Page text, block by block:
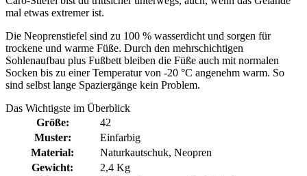
mal etwas extremer ist.
Die Neoprenstiefel sind zu 100 % wasserdicht und sorgen für
trockene und warme Füße. Durch den mehrschichtigen
Sohlenaufbau plus Fußbett bleiben die Füße auch mit normalen
Socken bis zu einer Temperatur von -20 °C angenehm warm. So
sind selbst lange Spaziergänge kein Problem.
Das Wichtigste im Überblick
Größe:
42
Muster:
Einfarbig
Material:
Naturkautschuk, Neopren
Gewicht:
2,4 Kg